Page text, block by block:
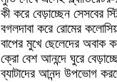
কী করে বেড়াচ্ছেন সেসবের
বগলদাবা করে রোমের
বাপের মুখে ছেলেদের অবাক
ক্রো বেশ আনন্দে ঘুরে
ব্যাটাদের আনন্দ উপভোগ